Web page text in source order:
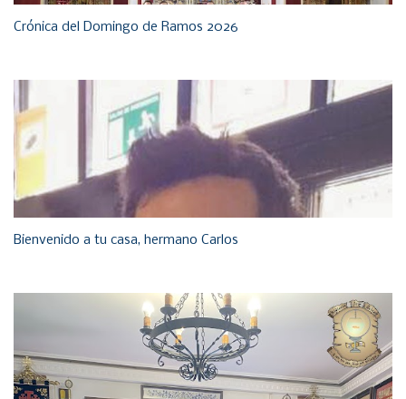
Crónica del Domingo de Ramos 2026
Bienvenido a tu casa, hermano Carlos